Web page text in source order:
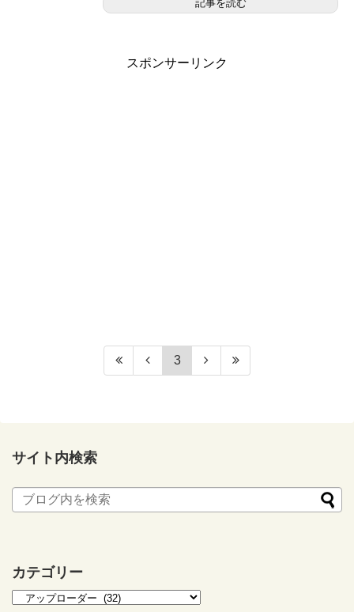
記事を読む
スポンサーリンク
3
サイト内検索
カテゴリー